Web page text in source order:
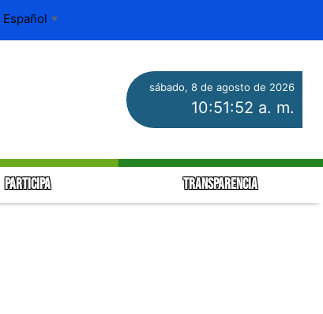
Español ▼
sábado, 8 de agosto de 2026
10:51:53 a. m.
PARTICIPA TRANSPARENCIA